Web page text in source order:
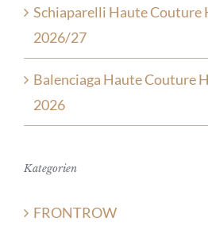
Schiaparelli Haute
2026/27
Balenciaga Haute Couture
2026
Kategorien
FRONTROW